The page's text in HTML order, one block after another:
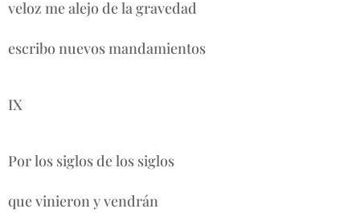
veloz me alejo de la gravedad
escribo nuevos mandamientos
IX
Por los siglos de los siglos
que vinieron y vendrán